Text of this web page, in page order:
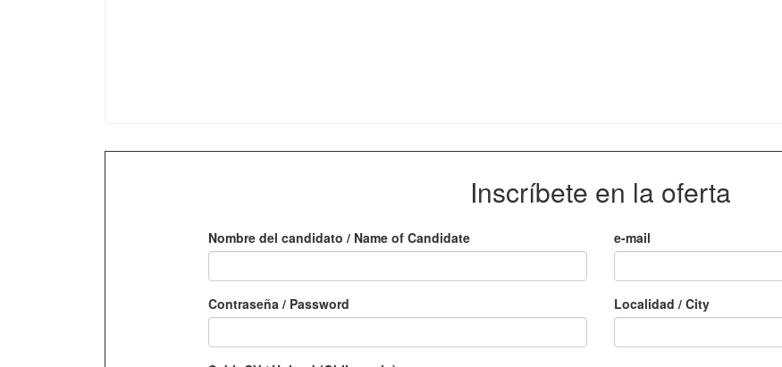
Inscríbete en la oferta
Nombre del candidato / Name of Candidate e-mail
Contraseña / Password Localidad / City